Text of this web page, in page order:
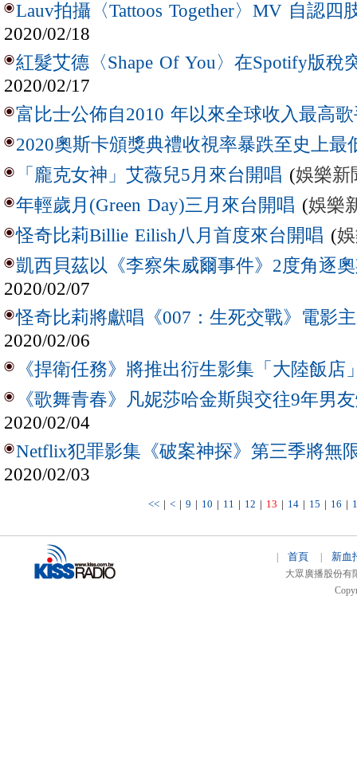
Lauv拍攝〈Tattoos Together〉MV 自認四
2020/02/18
紅髮艾德〈Shape Of You〉在Spotify版稅
2020/02/17
富比士公佈自2010 年以來全球收入最高
2020奧斯卡頒獎典禮收視率暴跌至史上最
「龐克女神」艾薇兒5月來台開唱 (娛樂新
年輕歲月(Green Day)三月來台開唱 (娛樂
怪奇比莉Billie Eilish八月首度來台開唱 (
凱西貝茲以《李察朱威爾事件》2度角逐
2020/02/07
怪奇比莉將獻唱《007：生死交戰》電影
2020/02/06
《捍衛任務》將推出衍生影集「大陸飯店
《歌舞青春》凡妮莎哈金斯與交往9年男
2020/02/04
Netflix犯罪影集《破案神探》第三季將無
2020/02/03
<<| <| 9 | 10 | 11 | 12 | 13 | 14| 15 | 16 |
首頁 新血
大眾廣播股份有